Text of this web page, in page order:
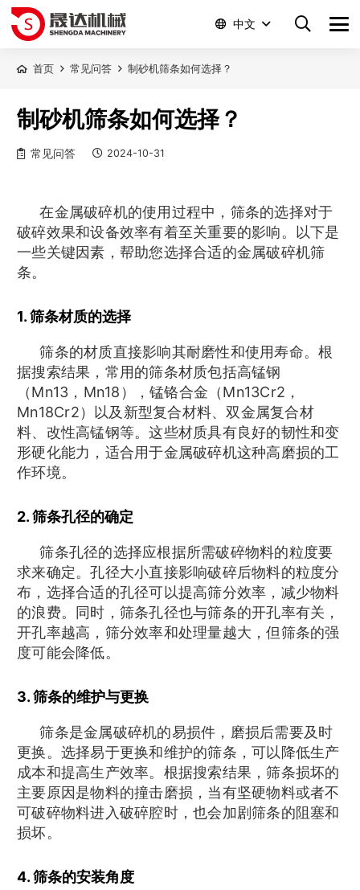
中文
首页 常见问答 制砂机筛条如何选择？
制砂机筛条如何选择？
常见问答 2024-10-31
在金属破碎机的使用过程中，筛条的选择对于
破碎效果和设备效率有着至关重要的影响。以下是
一些关键因素，帮助您选择合适的金属破碎机筛
条。
1. 筛条材质的选择
筛条的材质直接影响其耐磨性和使用寿命。根
据搜索结果，常用的筛条材质包括高锰钢
（Mn13，Mn18），锰铬合金（Mn13Cr2，
Mn18Cr2）以及新型复合材料、双金属复合材
料、改性高锰钢等。这些材质具有良好的韧性和变
形硬化能力，适合用于金属破碎机这种高磨损的工
作环境。
2. 筛条孔径的确定
筛条孔径的选择应根据所需破碎物料的粒度要
求来确定。孔径大小直接影响破碎后物料的粒度分
布，选择合适的孔径可以提高筛分效率，减少物料
的浪费。同时，筛条孔径也与筛条的开孔率有关，
开孔率越高，筛分效率和处理量越大，但筛条的强
度可能会降低。
3. 筛条的维护与更换
筛条是金属破碎机的易损件，磨损后需要及时
更换。选择易于更换和维护的筛条，可以降低生产
成本和提高生产效率。根据搜索结果，筛条损坏的
主要原因是物料的撞击磨损，当有坚硬物料或者不
可破碎物料进入破碎腔时，也会加剧筛条的阻塞和
损坏。
4. 筛条的安装角度